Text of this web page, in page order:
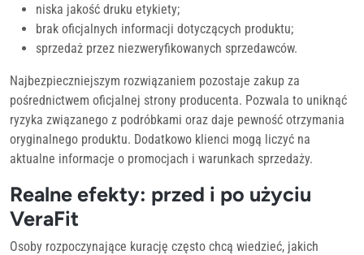
niska jakość druku etykiety;
brak oficjalnych informacji dotyczących produktu;
sprzedaż przez niezweryfikowanych sprzedawców.
Najbezpieczniejszym rozwiązaniem pozostaje zakup za
pośrednictwem oficjalnej strony producenta. Pozwala to uniknąć
ryzyka związanego z podróbkami oraz daje pewność otrzymania
oryginalnego produktu. Dodatkowo klienci mogą liczyć na
aktualne informacje o promocjach i warunkach sprzedaży.
Realne efekty: przed i po użyciu
VeraFit
Osoby rozpoczynające kurację często chcą wiedzieć, jakich